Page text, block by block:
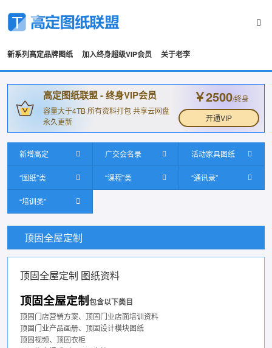
新系列高定品牌图纸 加入终身超级VIP会员 关于老李
高定图纸联盟 - 终身VIP会员
容量大于4TB 所有资料打包 共享云网盘
永久更新
￥2500/终身
开通VIP
新增高定 广交会名录 活动家具图纸
“图纸”类 “课程”类 “通讯录”
“培训类”
顶固全屋定制
顶固全屋定制 图纸资料
顶固全屋定制 包含以下类目
顶固门店营销方案、顶固门业店面培训资料
顶固门业产品画册、顶固设计模块图纸
顶固视频、顶固衣柜